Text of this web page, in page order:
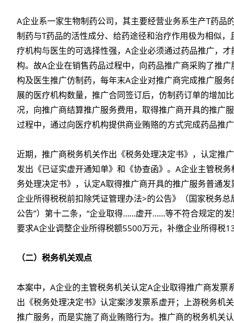
A企业系一家生物制药公司，其主要经营业务系生产T药品
制药与T药品的活性成分、给药途径和治疗作用极为相似
疗机构与医生的可选择性强，A企业必须通过药品推广，
构。故A企业在销售药品过程中，向药品推广商采购了推
构及医生推广仿制药，每年末A企业对推广商完成推广服
展的医疗机构数量，推广合同签订后，仿制药订单的增加
况，向推广商结算推广服务费用，取得推广商开具的推广
过程中，通过向医疗机构提供商业贿赂的方式完成药品推广
近期，推广商税务机关作出《税务处理决定书》，认定推
发出《已证实虚开通知单》和《协查函》。A企业主管税
务处理决定书》，认定A取得推广商开具的推广服务普通
企业所得税税前扣除凭证管理办法>的公告》（国家税务
公告”）第十二条，“企业取得……虚开……等不符合规定的发
要求A企业调整企业所得税额5500万元，补缴企业所得税
（二）税务机关观点
本案中，A企业的主管税务机关认定A企业取得推广商发票
出《税务处理决定书》认定案涉发票系虚开；上游税务机
推广服务，而是实施了商业贿赂行为。推广商的税务机关